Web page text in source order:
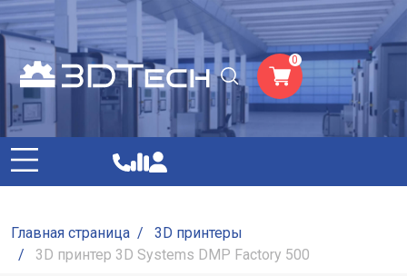
0
Главная страница /
3D принтеры
/
3D принтер 3D Systems DMP Factory 500